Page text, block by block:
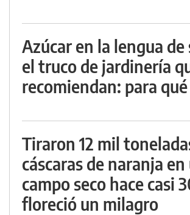
Azúcar en la lengua de
el truco de jardinería
recomiendan: para
Tiraron 12 mil
cáscaras de naranja en
campo seco hace casi
floreció un milagro